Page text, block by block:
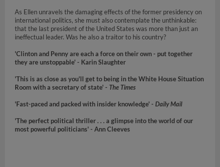
As Ellen unravels the damaging effects of the former presidency on
international politics, she must also contemplate the unthinkable:
that the last president of the United States was more than just an
ineffectual leader. Was he also a traitor to his country?
'Clinton and Penny are each a force on their own - put together
they are unstoppable' - Karin Slaughter
'This is as close as you'll get to being in the White House Situation
Room with a secretary of state' - The Times
'Fast-paced and packed with insider knowledge' - Daily Mail
'The perfect political thriller . . . a glimpse into the world of our
most powerful politicians' - Ann Cleeves